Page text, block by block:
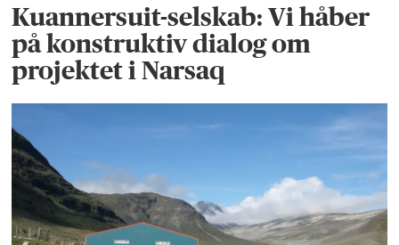
Kuannersuit-selskab: Vi håber
på konstruktiv dialog om
projektet i Narsaq